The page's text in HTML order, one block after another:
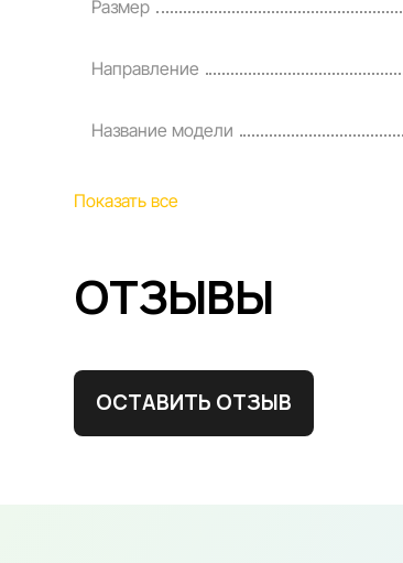
Размер
Направление
Название модели
Показать все
ОТЗЫВЫ
ОСТАВИТЬ ОТЗЫВ